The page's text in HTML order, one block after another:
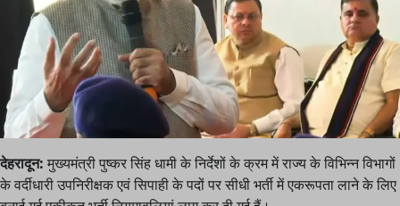
देहरादून: मुख्यमंत्री पुष्कर सिंह धामी के निर्देशों के क्रम में राज्य के विभिन्न विभागों
के वर्दीधारी उपनिरीक्षक एवं सिपाही के पदों पर सीधी भर्ती में एकरूपता लाने के लिए